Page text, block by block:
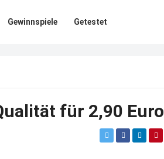
Gewinnspiele Getestet
für 2,90 Euro